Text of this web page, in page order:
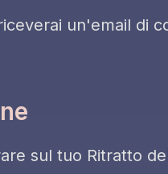
un'email di
sul tuo Ritratto